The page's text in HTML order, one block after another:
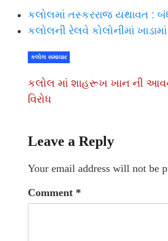
કલોલમાં તસ્કરરાજ યથાવત : બંધ
કલોલની રેલવે કોલોનીમાં
કલોલ સમાચાર
કલોલ માં શાહરૂખ ખાન ની
વિરોધ
Leave a Reply
Your email address will not be
Comment *